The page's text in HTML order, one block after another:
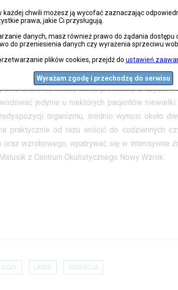
każdej chwili możesz ją wycofać zaznaczając
prawa, jakie Ci przysługują.
danych, masz również prawo do żądania dostępu
do przeniesienia danych czy wyrażenia sprzeciwu
plików cookies, przejdź do ustawień
Wyrażam zgodę i przechodzę do serwisu
lasera. Przebiega w dwóch etapach:
kiedy głębsze warstwy rogówki są odsłonięte,
moc optyczną, umożliwiającą prawidłowe
około 30 minut, sama procedura z użyciem
jedynie u niektórych pacjentów niewielki
organizmu, średnio wynosi około
praktycznie od razu wrócić do codziennych
wzrokowego, wpatrywać się w intensywne
z Centrum Okulistycznego Nowy Wzrok.
OCZY LASER KOREKCJA